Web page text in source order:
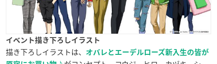
イベント描き下ろしイラスト
描き下ろしイラストは、
オバレとエーデルローズ新入生の皆が